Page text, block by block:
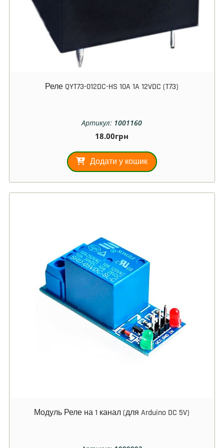
Реле QYT73-012DC-HS 10A 1A 12VDC (T73)
Артикул: 1001160
18.00грн
Додати у кошик
Модуль Реле на 1 канал (для Arduino DC 5V)